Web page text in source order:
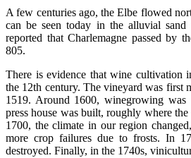
A few centuries ago, the Elbe flowed
can be seen today in the alluvial
reported that Charlemagne passed by
805.
There is evidence that wine cultivation
the 12th century. The vineyard was first
1519. Around 1600, winegrowing
press house was built, roughly where
1700, the climate in our region
more crop failures due to frosts. In
destroyed. Finally, in the 1740s,